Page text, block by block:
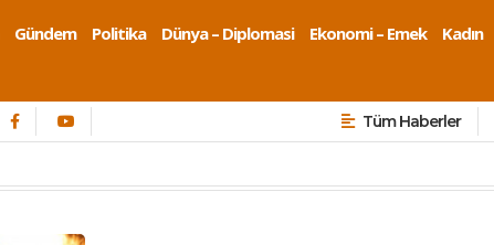
Gündem Politika Dünya – Diplomasi Ekonomi – Emek Kadın
Tüm Haberler